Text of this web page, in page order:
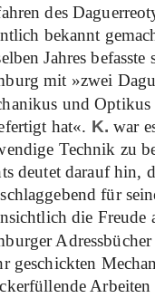
des
bekannt
Jahres
mit »zwei
und
hat«. K. war
Technik zu
deutet darauf hin,
für
die Freude
geschickten